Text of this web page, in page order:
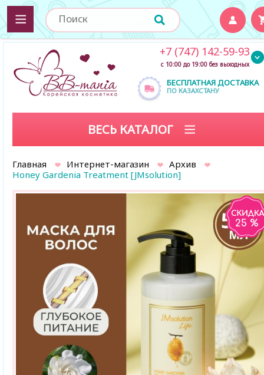
БЕСПЛАТНАЯ ДОСТАВКА
ПО КАЗАХСТАНУ
+7 (747) 142-59-93
с 10:00 до 19:00 без выходных
ВЕСЬ КАТАЛОГ
Главная Интернет-магазин
Архив
Honey Gardenia Treatment [JMsolution]
25 %